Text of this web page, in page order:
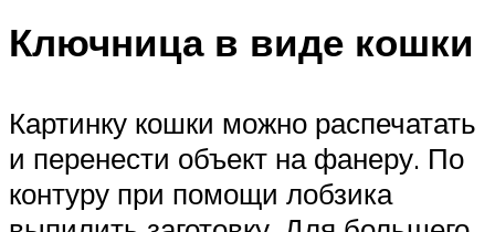
Ключница в виде кошки
Картинку кошки можно распечатать
и перенести объект на фанеру. По
контуру при помощи лобзика